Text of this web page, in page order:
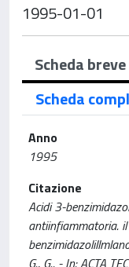
1995-01-01
Scheda breve
Scheda
Anno
1995
Citazione
Acidi 3-
antiinfiammatoria.
G., G.. - In: ACTA